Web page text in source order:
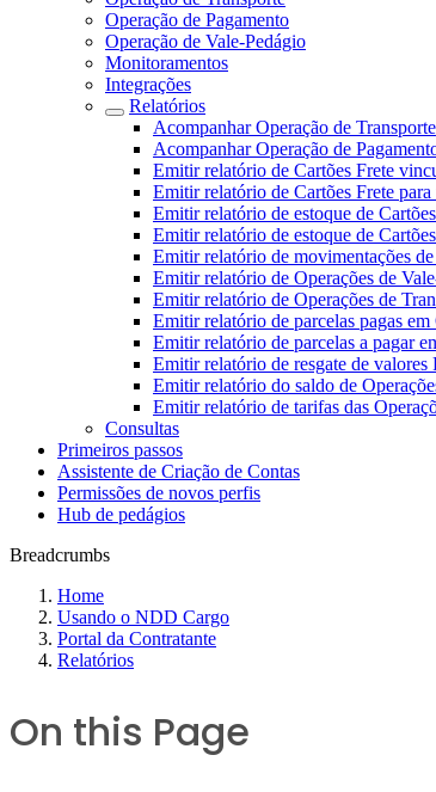
Operação de Pagamento
Operação de Vale-Pedágio
Monitoramentos
Integrações
Relatórios
Acompanhar Operação de Transporte
Acompanhar Operação de
Emitir relatório de Cartões Frete
Emitir relatório de Cartões Frete para
Emitir relatório de estoque de
Emitir relatório de estoque de
Emitir relatório de movimentações
Emitir relatório de Operações de
Emitir relatório de Operações de
Emitir relatório de parcelas pagas em
Emitir relatório de parcelas a pagar
Emitir relatório de resgate de valores
Emitir relatório do saldo de
Emitir relatório de tarifas das
Consultas
Primeiros passos
Assistente de Criação de Contas
Permissões de novos perfis
Hub de pedágios
Breadcrumbs
Home
Usando o NDD Cargo
Portal da Contratante
Relatórios
On this Page